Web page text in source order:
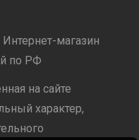
магазин
по РФ
на сайте
характер,